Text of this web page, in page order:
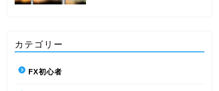
カテゴリー
FX初心者